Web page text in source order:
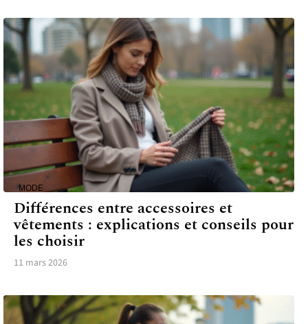
MODE
Différences entre accessoires et
vêtements : explications et conseils pour
les choisir
11 mars 2026